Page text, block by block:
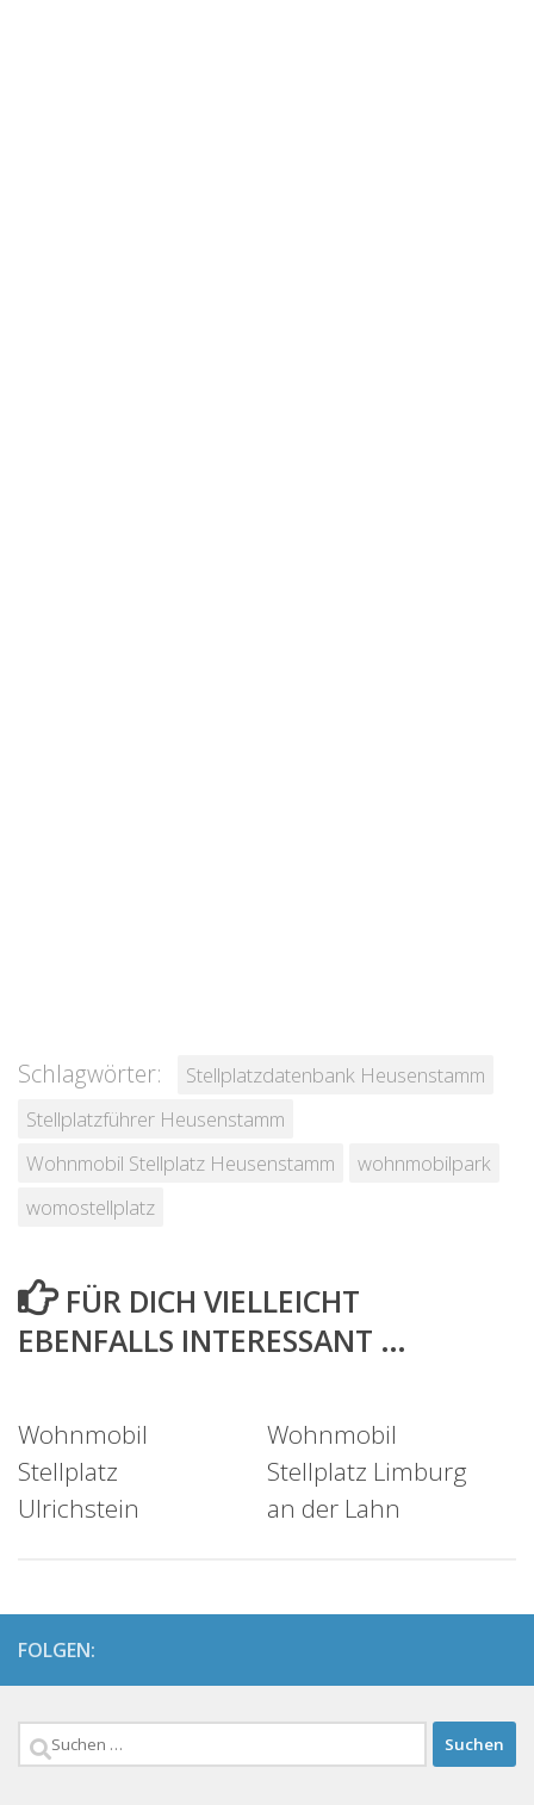
Schlagwörter:
Stellplatzdatenbank Heusenstamm
Stellplatzführer Heusenstamm
Wohnmobil Stellplatz Heusenstamm
wohnmobilpark
womostellplatz
FÜR DICH VIELLEICHT
EBENFALLS INTERESSANT …
Wohnmobil
Stellplatz
Ulrichstein
Wohnmobil
Stellplatz Limburg
an der Lahn
FOLGEN:
Suchen